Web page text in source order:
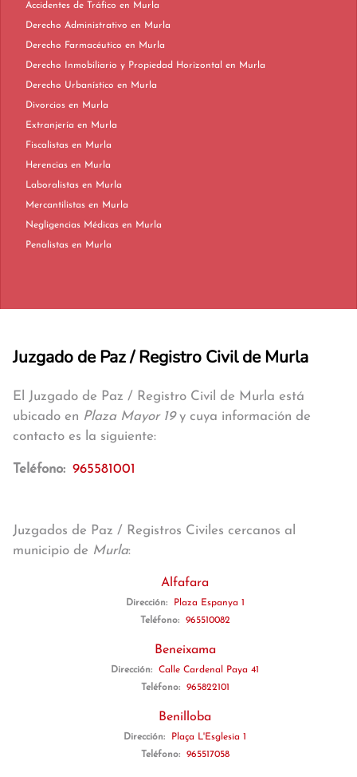
Accidentes de Tráfico en Murla
Derecho Administrativo en Murla
Derecho Farmacéutico en Murla
Derecho Inmobiliario y Propiedad Horizontal en Murla
Derecho Urbanístico en Murla
Divorcios en Murla
Extranjería en Murla
Fiscalistas en Murla
Herencias en Murla
Laboralistas en Murla
Mercantilistas en Murla
Negligencias Médicas en Murla
Penalistas en Murla
Juzgado de Paz / Registro Civil de Murla
El Juzgado de Paz / Registro Civil de Murla está
ubicado en Plaza Mayor 19y cuya información de
contacto es la siguiente:
Teléfono: 965581001
Juzgados de Paz / Registros Civiles cercanos al
municipio de Murla:
Alfafara
Dirección:
Plaza Espanya 1
Teléfono:
965510082
Beneixama
Dirección:
Calle Cardenal Paya 41
Teléfono:
965822101
Benilloba
Dirección:
Plaça L'Esglesia 1
Teléfono:
965517058